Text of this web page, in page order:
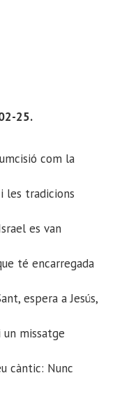
25.
com la
les tradicions
es van
té encarregada
espera a Jesús,
missatge
càntic: Nunc